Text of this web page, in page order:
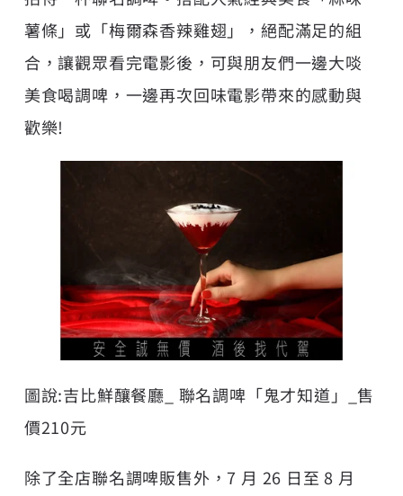
薯條」或「梅爾森香辣雞翅」，絕配滿足的組
合，讓觀眾看完電影後，可與朋友們一邊大啖
美食喝調啤，一邊再次回味電影帶來的感動與
歡樂!
圖說:吉比鮮釀餐廳_ 聯名調啤「鬼才知道」_售
價210元
除了全店聯名調啤販售外，7 月 26 日至 8 月